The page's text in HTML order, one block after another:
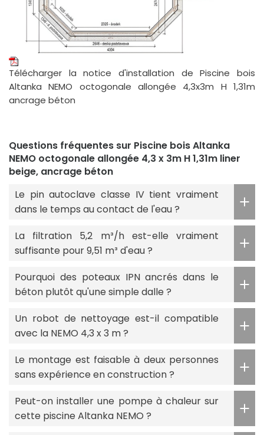
Télécharger la notice d'installation de Piscine bois
Altanka NEMO octogonale allongée 4,3x3m H 1,31m
ancrage béton
Questions fréquentes sur Piscine bois Altanka
NEMO octogonale allongée 4,3 x 3m H 1,31m liner
beige, ancrage béton
Le pin autoclave classe IV tient vraiment
dans le temps au contact de l'eau ?
La filtration 5,2 m³/h est-elle vraiment
suffisante pour 9,51 m³ d'eau ?
Pourquoi des poteaux IPN ancrés dans le
béton plutôt qu'une simple dalle ?
Un robot de nettoyage est-il compatible
avec la NEMO 4,3 x 3 m ?
Le montage est faisable à deux personnes
sans expérience en construction ?
Peut-on installer une pompe à chaleur sur
cette piscine Altanka NEMO ?